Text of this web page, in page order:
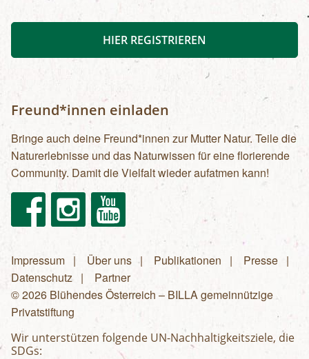
HIER REGISTRIEREN
Freund*innen einladen
Bringe auch deine Freund*innen zur Mutter Natur. Teile die
Naturerlebnisse und das Naturwissen für eine florierende
Community. Damit die Vielfalt wieder aufatmen kann!
FacebookInstagram Youtube
Fußzeilenmenü
Impressum Über uns Publikationen
Presse
Datenschutz
Partner
© 2026 Blühendes Österreich – BILLA gemeinnützige
Privatstiftung
Wir unterstützen folgende UN-Nachhaltigkeitsziele, die
SDGs: